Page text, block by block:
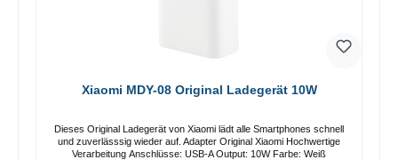
Xiaomi MDY-08 Original Ladegerät 10W
Dieses Original Ladegerät von Xiaomi lädt alle Smartphones schnell
und zuverlässsig wieder auf. Adapter Original Xiaomi Hochwertige
Verarbeitung Anschlüsse: USB-A Output: 10W Farbe: Weiß